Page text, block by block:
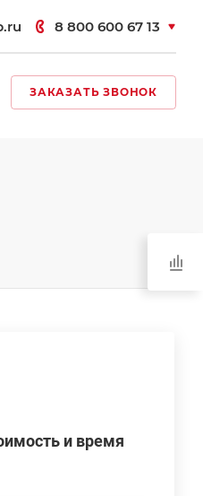
8 800 600 67 13
ЗАКАЗАТЬ ЗВОНОК
и время